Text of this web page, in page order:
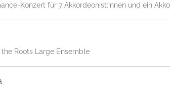
Konzert für 7 Akkordeonist:innen und ein
the Roots Large Ensemble